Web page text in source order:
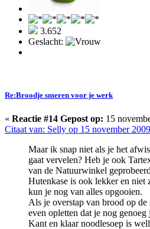
3.652
Geslacht:
Re:Broodje smeren voor je werk
« Reactie #14 Gepost op: 15
Citaat van: Selly op 15 november
Maar ik snap niet als je het
gaat vervelen? Heb je ook
van de Natuurwinkel
Hutenkase is ook lekker en niet
kun je nog van alles opgooien.
Als je overstap van brood op de
even opletten dat je nog
Kant en klaar noodlesoep is